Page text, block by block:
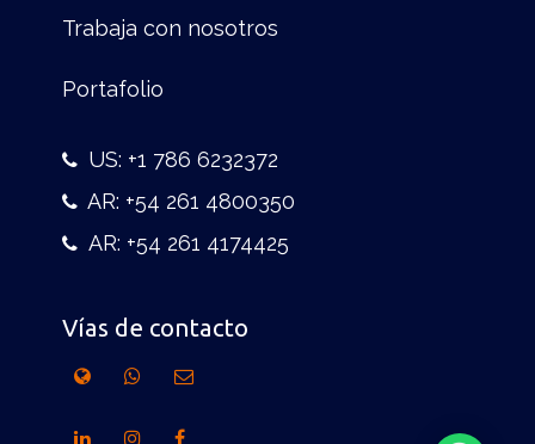
Trabaja con nosotros
Portafolio
US: +1 786 6232372
AR: +54 261 4800350
AR: +54 261 4174425
Vías de contacto